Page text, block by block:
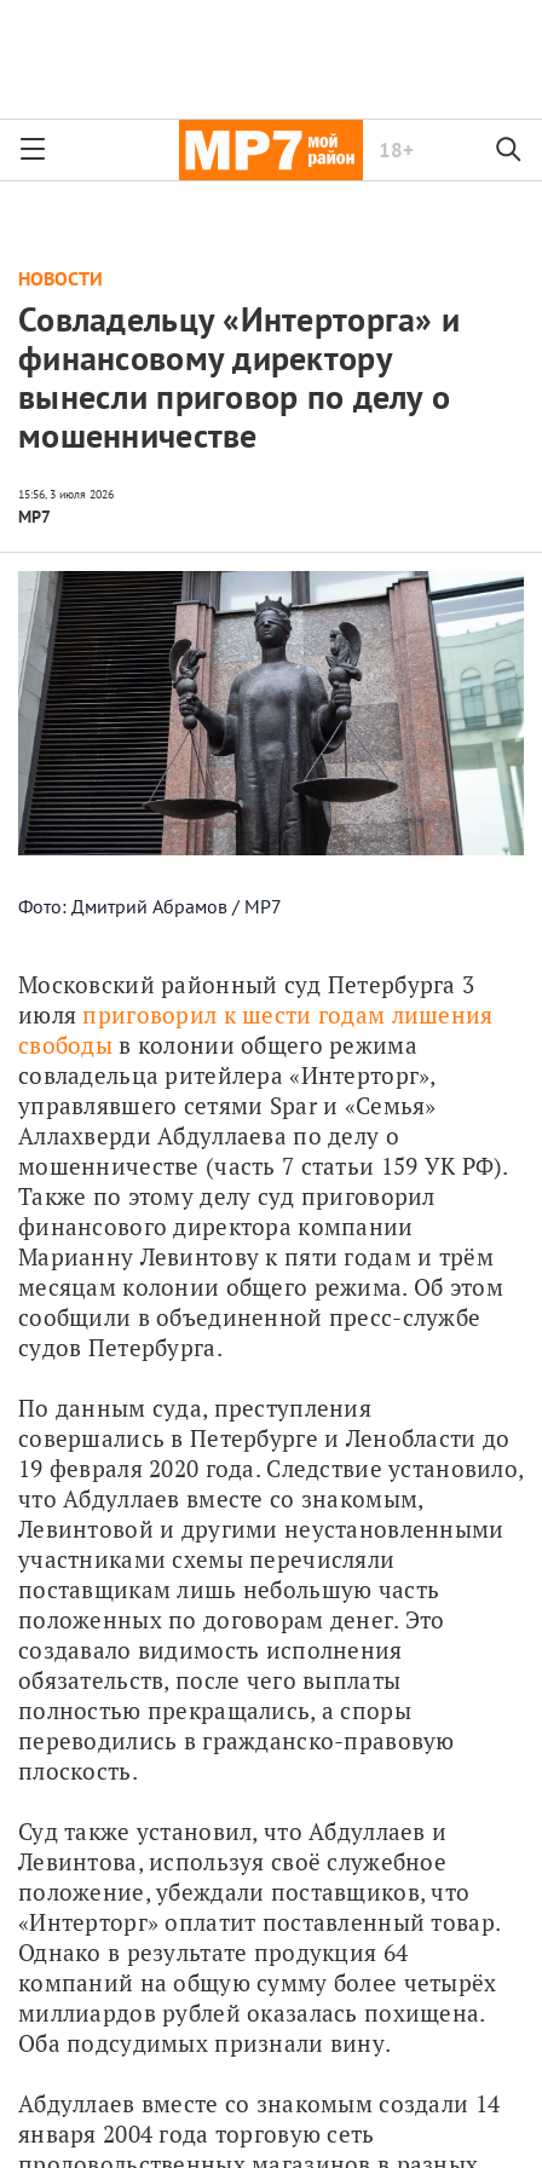
18+
НОВОСТИ
Совладельцу «Интерторга» и
финансовому директору
вынесли приговор по делу о
мошенничестве
МР7
Фото: Дмитрий Абрамов / МР7
Московский районный суд Петербурга 3
июля приговорил к шести годам лишения
свободы в колонии общего режима
совладельца ритейлера «Интерторг»,
управлявшего сетями Spar и «Семья»
Аллахверди Абдуллаева по делу о
мошенничестве (часть 7 статьи 159 УК РФ).
Также по этому делу суд приговорил
финансового директора компании
Марианну Левинтову к пяти годам и трём
месяцам колонии общего режима. Об этом
сообщили в объединенной пресс-службе
судов Петербурга.
По данным суда, преступления
совершались в Петербурге и Ленобласти до
19 февраля 2020 года. Следствие установило,
что Абдуллаев вместе со знакомым,
Левинтовой и другими неустановленными
участниками схемы перечисляли
поставщикам лишь небольшую часть
положенных по договорам денег. Это
создавало видимость исполнения
обязательств, после чего выплаты
полностью прекращались, а споры
переводились в гражданско-правовую
плоскость.
Суд также установил, что Абдуллаев и
Левинтова, используя своё служебное
положение, убеждали поставщиков, что
«Интерторг» оплатит поставленный товар.
Однако в результате продукция 64
компаний на общую сумму более четырёх
миллиардов рублей оказалась похищена.
Оба подсудимых признали вину.
Абдуллаев вместе со знакомым создали 14
января 2004 года торговую сеть